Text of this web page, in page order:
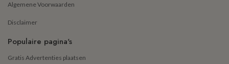
Algemene Voorwaarden
Disclaimer
Populaire pagina's
Gratis Advertenties plaatsen